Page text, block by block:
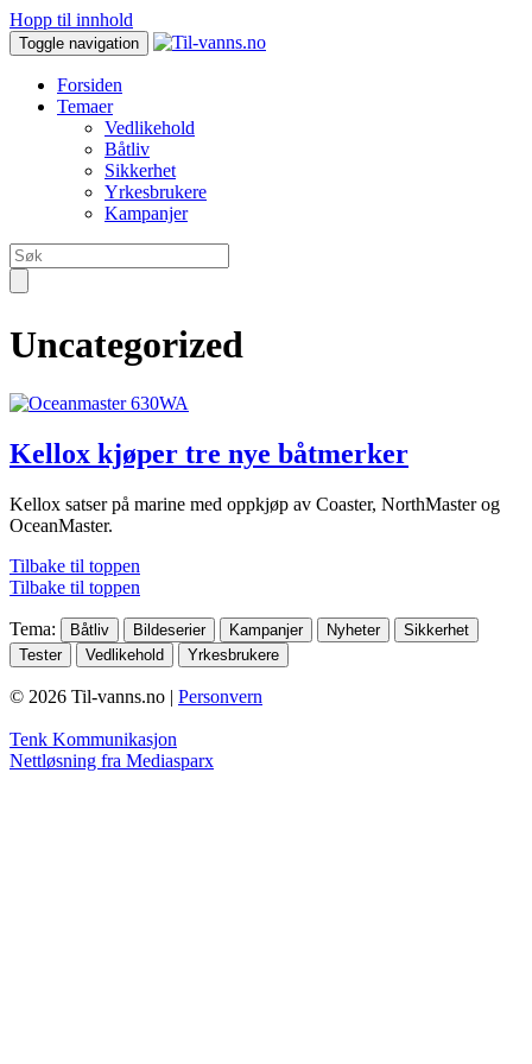
Hopp til innhold
Toggle navigation
Forsiden
Temaer
Vedlikehold
Båtliv
Sikkerhet
Yrkesbrukere
Kampanjer
Uncategorized
Kellox kjøper tre nye båtmerker
Kellox satser på marine med oppkjøp av Coaster, NorthMaster og
OceanMaster.
Tilbake til toppen
Tilbake til toppen
Tema: Båtliv Bildeserier Kampanjer Nyheter
Sikkerhet
Tester
Vedlikehold Yrkesbrukere
© 2026 Til-vanns.no | Personvern
Tenk Kommunikasjon
Nettløsning fra Mediasparx